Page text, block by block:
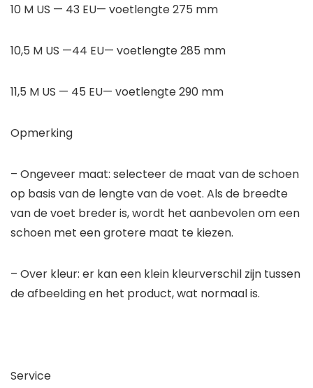
10 M US — 43 EU— voetlengte 275 mm
10,5 M US —44 EU— voetlengte 285 mm
11,5 M US — 45 EU— voetlengte 290 mm
Opmerking
– Ongeveer maat: selecteer de maat van de schoen
op basis van de lengte van de voet. Als de breedte
van de voet breder is, wordt het aanbevolen om een
schoen met een grotere maat te kiezen.
– Over kleur: er kan een klein kleurverschil zijn tussen
de afbeelding en het product, wat normaal is.
Service